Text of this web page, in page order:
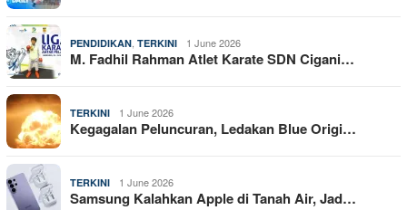
PENDIDIKAN TERKINI 1 June 2026
M. Fadhil Rahman Atlet Karate SDN Cigani…
TERKINI 1 June 2026
Kegagalan Peluncuran, Ledakan Blue Origi…
TERKINI 1 June 2026
Samsung Kalahkan Apple di Tanah Air, Jad…